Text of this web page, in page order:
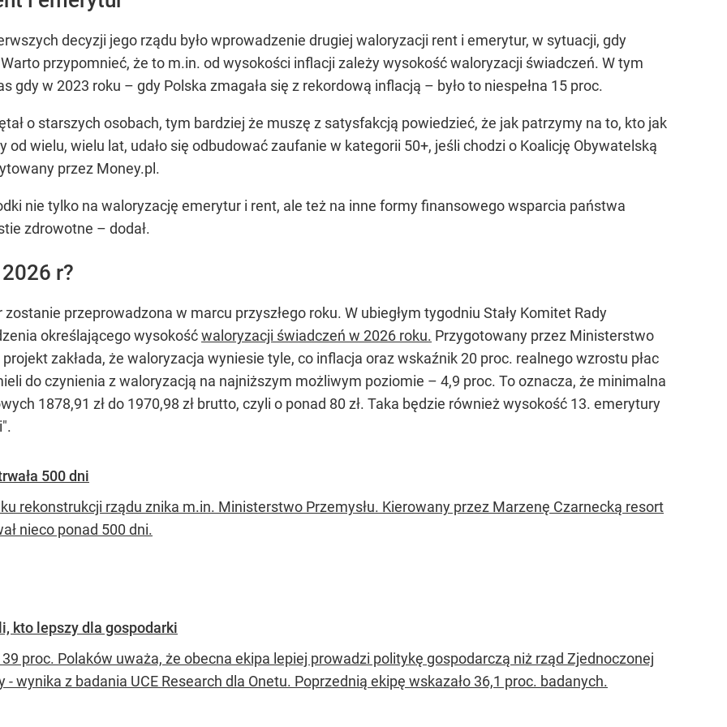
decyzji jego rządu było wprowadzenie drugiej waloryzacji rent i emerytur, w sytuacji, gdy
przypomnieć, że to m.in. od wysokości inflacji zależy wysokość waloryzacji świadczeń. W tym
gdy w 2023 roku – gdy Polska zmagała się z rekordową inflacją – było to niespełna 15 proc.
o starszych osobach, tym bardziej że muszę z satysfakcją powiedzieć, że jak patrzymy na to, kto jak
od wielu, wielu lat, udało się odbudować zaufanie w kategorii 50+, jeśli chodzi o Koalicję Obywatelską
przez Money.pl.
nie tylko na waloryzację emerytur i rent, ale też na inne formy finansowego wsparcia państwa
zdrowotne – dodał.
r?
przeprowadzona w marcu przyszłego roku. W ubiegłym tygodniu Stały Komitet Rady
określającego wysokośćwaloryzacji świadczeń w 2026 roku. Przygotowany przez Ministerstwo
projekt zakłada, że waloryzacja wyniesie tyle, co inflacja oraz wskaźnik 20 proc. realnego wzrostu płac
do czynienia z waloryzacją na najniższym możliwym poziomie – 4,9 proc. To oznacza, że minimalna
1878,91 zł do 1970,98 zł brutto, czyli o ponad 80 zł. Taka będzie również wysokość 13. emerytury
500 dni
rekonstrukcji rządu znika m.in. Ministerstwo Przemysłu. Kierowany przez Marzenę Czarnecką resort
nieco ponad 500 dni.
kto lepszy dla gospodarki
proc. Polaków uważa, że obecna ekipa lepiej prowadzi politykę gospodarczą niż rząd Zjednoczonej
- wynika z badania UCE Research dla Onetu. Poprzednią ekipę wskazało 36,1 proc. badanych.